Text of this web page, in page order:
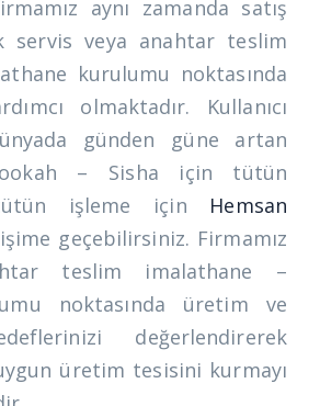
aynı zamanda satış
servis veya anahtar teslim
kurulumu noktasında
olmaktadır. Kullanıcı
günden güne artan
– Sisha için tütün
işleme için Hemsan
geçebilirsiniz. Firmamız
teslim imalathane –
noktasında üretim ve
değerlendirerek
üretim tesisini kurmayı